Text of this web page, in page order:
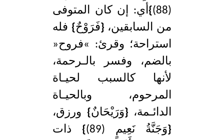
(88)
} أي: إن كان المتوفى
من السابقين، {فَرَوْحٌ} فله
استراحة؛ وقرئ: »فروح«
بالضم، وفسر بالـرحمة،
لأنها كالسبب لحيـاة
المرحوم، وبالحيـاة
الدائـمة، {وَرَيْحَانٌ} ورزق،
{وَجَنَّةُ نَعِيمٍ (89) } ذات